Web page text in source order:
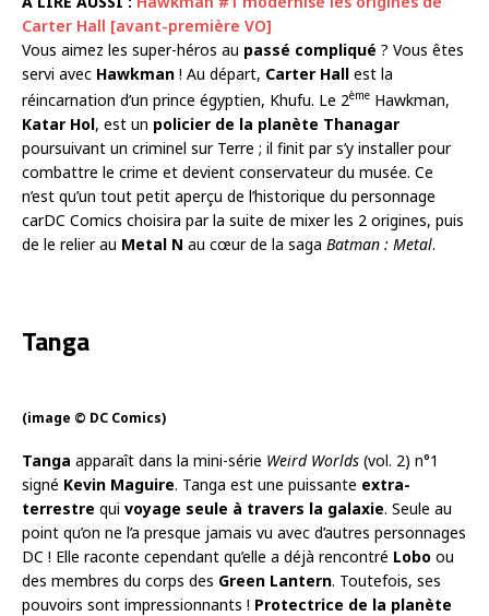
Carter Hall [avant-première VO]
Vous aimez les super-héros au passé compliqué ? Vous êtes
servi avec Hawkman ! Au départ, Carter Hall est la
réincarnation d’un prince égyptien, Khufu. Le 2ème Hawkman,
Katar Hol, est un policier de la planète Thanagar
poursuivant un criminel sur Terre ; il finit par s’y installer pour
combattre le crime et devient conservateur du musée. Ce
n’est qu’un tout petit aperçu de l’historique du personnage
carDC Comics choisira par la suite de mixer les 2 origines, puis
de le relier au Metal N au cœur de la saga Batman : Metal.
Tanga
(image © DC Comics)
Tanga apparaît dans la mini-série Weird Worlds (vol. 2) n°1
signé Kevin Maguire. Tanga est une puissante extra-
terrestre qui voyage seule à travers la galaxie. Seule au
point qu’on ne l’a presque jamais vu avec d’autres personnages
DC ! Elle raconte cependant qu’elle a déjà rencontré Lobo ou
des membres du corps des Green Lantern. Toutefois, ses
pouvoirs sont impressionnants ! Protectrice de la planète